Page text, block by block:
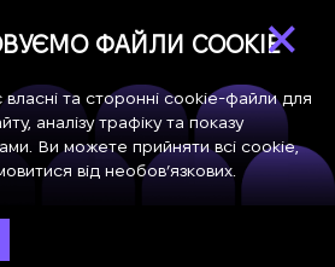
Контакти
Щотижнева розсилка
×
ФАЙЛИ COOKIE
та сторонні cookie-файли для
аналізу трафіку та показу
Ви можете прийняти всі cookie,
від необов’язкових.